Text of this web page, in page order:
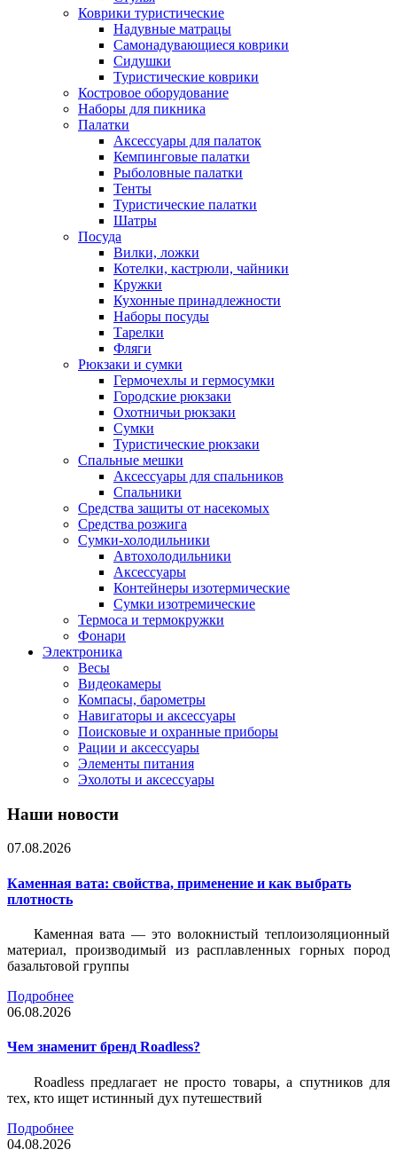
Коврики туристические
Надувные матрацы
Самонадувающиеся коврики
Сидушки
Туристические коврики
Костровое оборудование
Наборы для пикника
Палатки
Аксессуары для палаток
Кемпинговые палатки
Рыболовные палатки
Тенты
Туристические палатки
Шатры
Посуда
Вилки, ложки
Котелки, кастрюли, чайники
Кружки
Кухонные принадлежности
Наборы посуды
Тарелки
Фляги
Рюкзаки и сумки
Гермочехлы и гермосумки
Городские рюкзаки
Охотничьи рюкзаки
Сумки
Туристические рюкзаки
Спальные мешки
Аксессуары для спальников
Спальники
Средства защиты от насекомых
Средства розжига
Сумки-холодильники
Автохолодильники
Аксессуары
Контейнеры изотермические
Сумки изотремические
Термоса и термокружки
Фонари
Электроника
Весы
Видеокамеры
Компасы, барометры
Навигаторы и аксессуары
Поисковые и охранные приборы
Рации и аксессуары
Элементы питания
Эхолоты и аксессуары
Наши новости
07.08.2026
Каменная вата: свойства, применение и как выбрать
плотность
Каменная вата — это волокнистый теплоизоляционный
материал, производимый из расплавленных горных пород
базальтовой группы
Подробнее
06.08.2026
Чем знаменит бренд Roadless?
Roadless предлагает не просто товары, а спутников для
тех, кто ищет истинный дух путешествий
Подробнее
04.08.2026